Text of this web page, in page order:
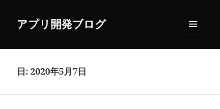
アプリ開発ブログ
ーとウ
日:2020年5月7日